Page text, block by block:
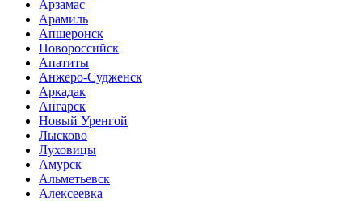
Арзамас
Арамиль
Апшеронск
Новороссийск
Апатиты
Анжеро-Судженск
Аркадак
Ангарск
Новый Уренгой
Лысково
Луховицы
Амурск
Альметьевск
Алексеевка